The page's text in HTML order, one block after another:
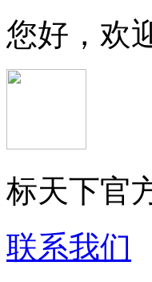
您好，欢
标天下官
联系我们